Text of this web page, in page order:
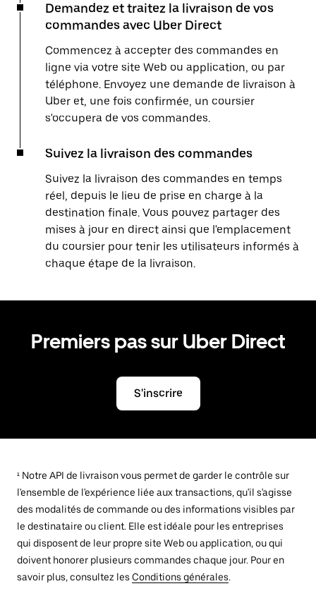
Demandez et traitez la livraison de vos
commandes avec Uber Direct
Commencez à accepter des commandes en
ligne via votre site Web ou application, ou par
téléphone. Envoyez une demande de livraison à
Uber et, une fois confirmée, un coursier
s'occupera de vos commandes.
Suivez la livraison des commandes
Suivez la livraison des commandes en temps
réel, depuis le lieu de prise en charge à la
destination finale. Vous pouvez partager des
mises à jour en direct ainsi que l'emplacement
du coursier pour tenir les utilisateurs informés à
chaque étape de la livraison.
Premiers pas sur Uber Direct
S'inscrire
¹ Notre API de livraison vous permet de garder le contrôle sur
l'ensemble de l'expérience liée aux transactions, qu'il s'agisse
des modalités de commande ou des informations visibles par
le destinataire ou client. Elle est idéale pour les entreprises
qui disposent de leur propre site Web ou application, ou qui
doivent honorer plusieurs commandes chaque jour. Pour en
savoir plus, consultez les Conditions générales.